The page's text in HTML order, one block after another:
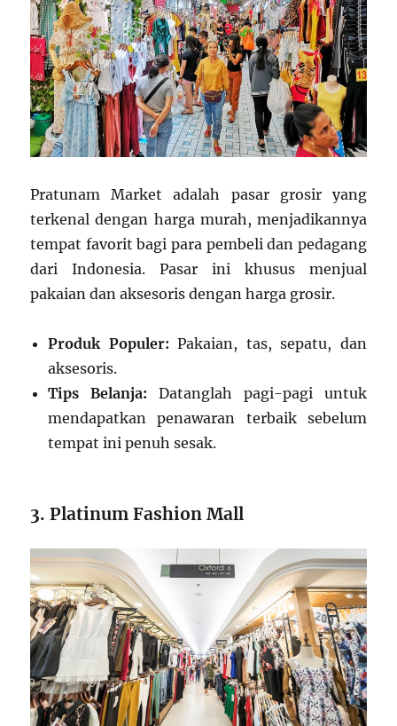
Pratunam Market adalah pasar grosir yang
terkenal dengan harga murah, menjadikannya
tempat favorit bagi para pembeli dan pedagang
dari Indonesia. Pasar ini khusus menjual
pakaian dan aksesoris dengan harga grosir.
Produk Populer: Pakaian, tas, sepatu, dan
aksesoris.
Tips Belanja: Datanglah pagi-pagi untuk
mendapatkan penawaran terbaik sebelum
tempat ini penuh sesak.
3. Platinum Fashion Mall